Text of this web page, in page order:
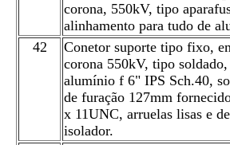
corona, 550kV, tipo
alinhamento para tudo de
42
Conetor suporte tipo fixo,
corona 550kV, tipo
alumínio f 6" IPS Sch.40,
de furação 127mm
x 11UNC, arruelas lisas e
isolador.